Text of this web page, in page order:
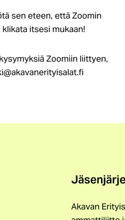
sen eteen, että Zoomin
itsesi mukaan!
Zoomiin liittyen,
Akavan